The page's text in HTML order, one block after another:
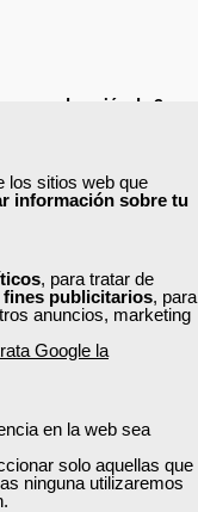
los sitios web que
información sobre tu
, para tratar de
fines publicitarios, para
anuncios, marketing
Google la
en la web sea
solo aquellas que
ninguna utilizaremos
una duración de 2